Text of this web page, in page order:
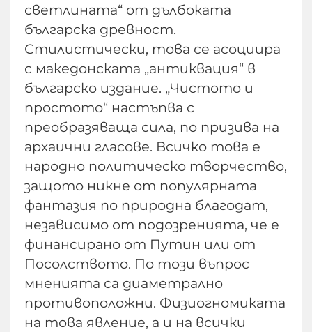
светлината“ от дълбоката
българска древност.
Стилистически, това се асоциира
с македонската „антиквация“ в
българско издание. „Чистото и
простото“ настъпва с
преобразяваща сила, по призива на
архаични гласове. Всичко това е
народно политическо творчество,
защото никне от популярната
фантазия по природна благодат,
независимо от подозренията, че е
финансирано от Путин или от
Посолството. По този въпрос
мненията са диаметрално
противоположни. Физиогномиката
на това явление, а и на всички